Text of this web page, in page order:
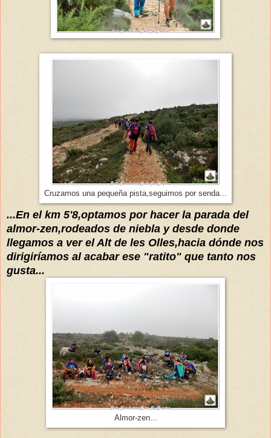
Cruzamos una pequeña pista,seguimos por senda...
...En el km 5'8,optamos por hacer la parada del
almor-zen,rodeados de niebla y desde donde
llegamos a ver el Alt de les Olles,hacia dónde nos
dirigiríamos al acabar ese "ratito" que tanto nos
gusta...
Almor-zen...